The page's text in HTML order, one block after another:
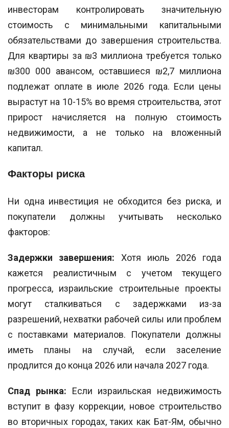
инвесторам контролировать значительную
стоимость с минимальными капитальными
обязательствами до завершения строительства.
Для квартиры за ₪3 миллиона требуется только
₪300 000 авансом, оставшиеся ₪2,7 миллиона
подлежат оплате в июле 2026 года. Если цены
вырастут на 10-15% во время строительства, этот
прирост начисляется на полную стоимость
недвижимости, а не только на вложенный
капитал.
Факторы риска
Ни одна инвестиция не обходится без риска, и
покупатели должны учитывать несколько
факторов:
Задержки завершения: Хотя июль 2026 года
кажется реалистичным с учетом текущего
прогресса, израильские строительные проекты
могут сталкиваться с задержками из-за
разрешений, нехватки рабочей силы или проблем
с поставками материалов. Покупатели должны
иметь планы на случай, если заселение
продлится до конца 2026 или начала 2027 года.
Спад рынка: Если израильская недвижимость
вступит в фазу коррекции, новое строительство
во вторичных городах, таких как Бат-Ям, обычно